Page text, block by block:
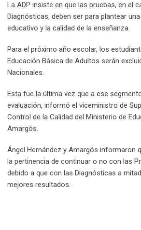
La ADP insiste en que las pruebas, en el
Diagnósticas, deben ser para plantear
educativo y la calidad de la enseñanza.
Para el próximo año escolar, los
Educación Básica de Adultos serán
Nacionales.
Esta fue la última vez que a ese
evaluación, informó el viceministro de
Control de la Calidad del Ministerio de
Amargós.
Ángel Hernández y Amargós informaron
la pertinencia de continuar o no con las
debido a que con las Diagnósticas a
mejores resultados.